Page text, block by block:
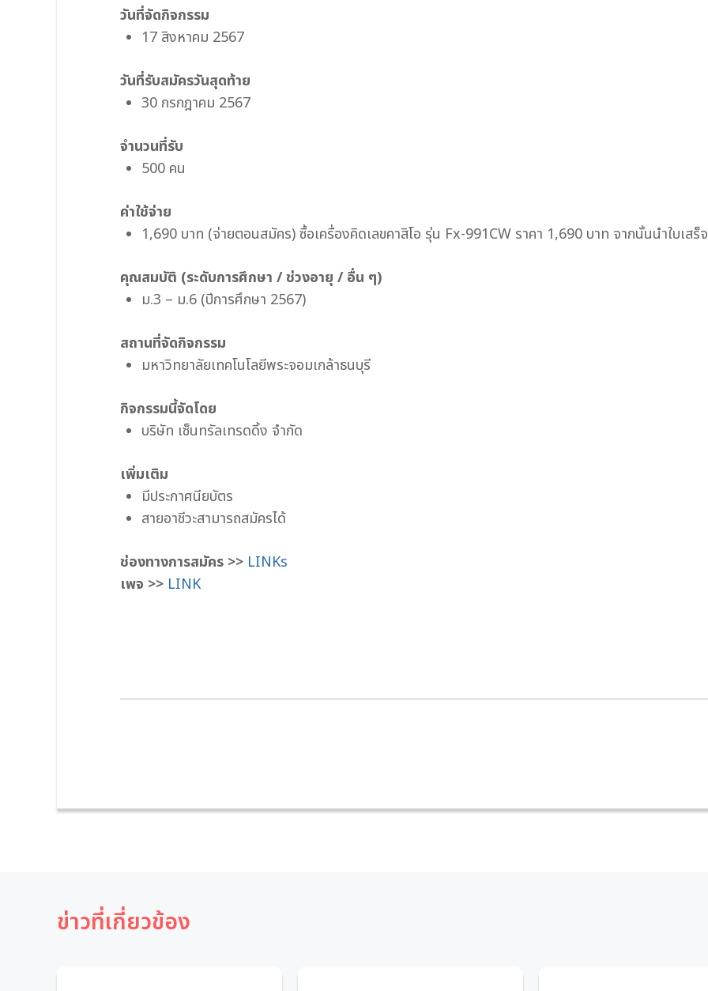
วันที่จัดกิจกรรม
17 สิงหาคม 2567
วันที่รับสมัครวันสุดท้าย
30 กรกฎาคม 2567
จำนวนที่รับ
500 คน
ค่าใช้จ่าย
1,690 บาท (จ่ายตอนสมัคร) ซื้อเครื่องคิดเลขคาสิโอ รุ่น Fx-991CW ราคา 1,690 บาท จากนั้นนำใบเสร็
คุณสมบัติ (ระดับการศึกษา / ช่วงอายุ / อื่น ๆ)
ม.3 – ม.6 (ปีการศึกษา 2567)
สถานที่จัดกิจกรรม
มหาวิทยาลัยเทคโนโลยีพระจอมเกล้าธนบุรี
กิจกรรมนี้จัดโดย
บริษัท เซ็นทรัลเทรดดิ้ง จำกัด
เพิ่มเติม
มีประกาศนียบัตร
สายอาชีวะสามารถสมัครได้
ช่องทางการสมัคร >> LINKs
เพจ >> LINK
ข่าวที่เกี่ยวข้อง